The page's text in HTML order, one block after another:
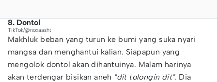
8. Dontol
TikTok/@noxaasht
Makhluk beban yang turun ke bumi yang suka nyari
mangsa dan menghantui kalian. Siapapun yang
mengolok dontol akan dihantuinya. Malam harinya
akan terdengar bisikan aneh "dit tolongin dit". Dia